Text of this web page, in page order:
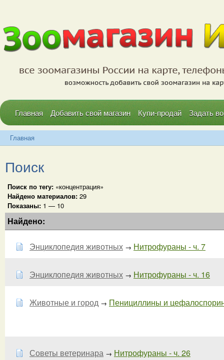
Главная Добавить свой магазин Купи-продай Задать
Главная
Поиск
Поиск по тегу: «концентрация»
Найдено материалов: 29
Показаны: 1 — 10
Найдено:
Энциклопедия животных → Нитрофураны - ч. 7
Энциклопедия животных → Нитрофураны - ч. 16
Животные и город → Пенициллины и
Советы ветеринара → Нитрофураны - ч. 26